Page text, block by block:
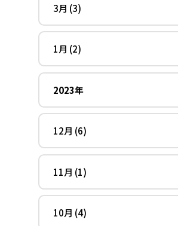
3月 (3)
1月 (2)
2023年
12月 (6)
11月 (1)
10月 (4)